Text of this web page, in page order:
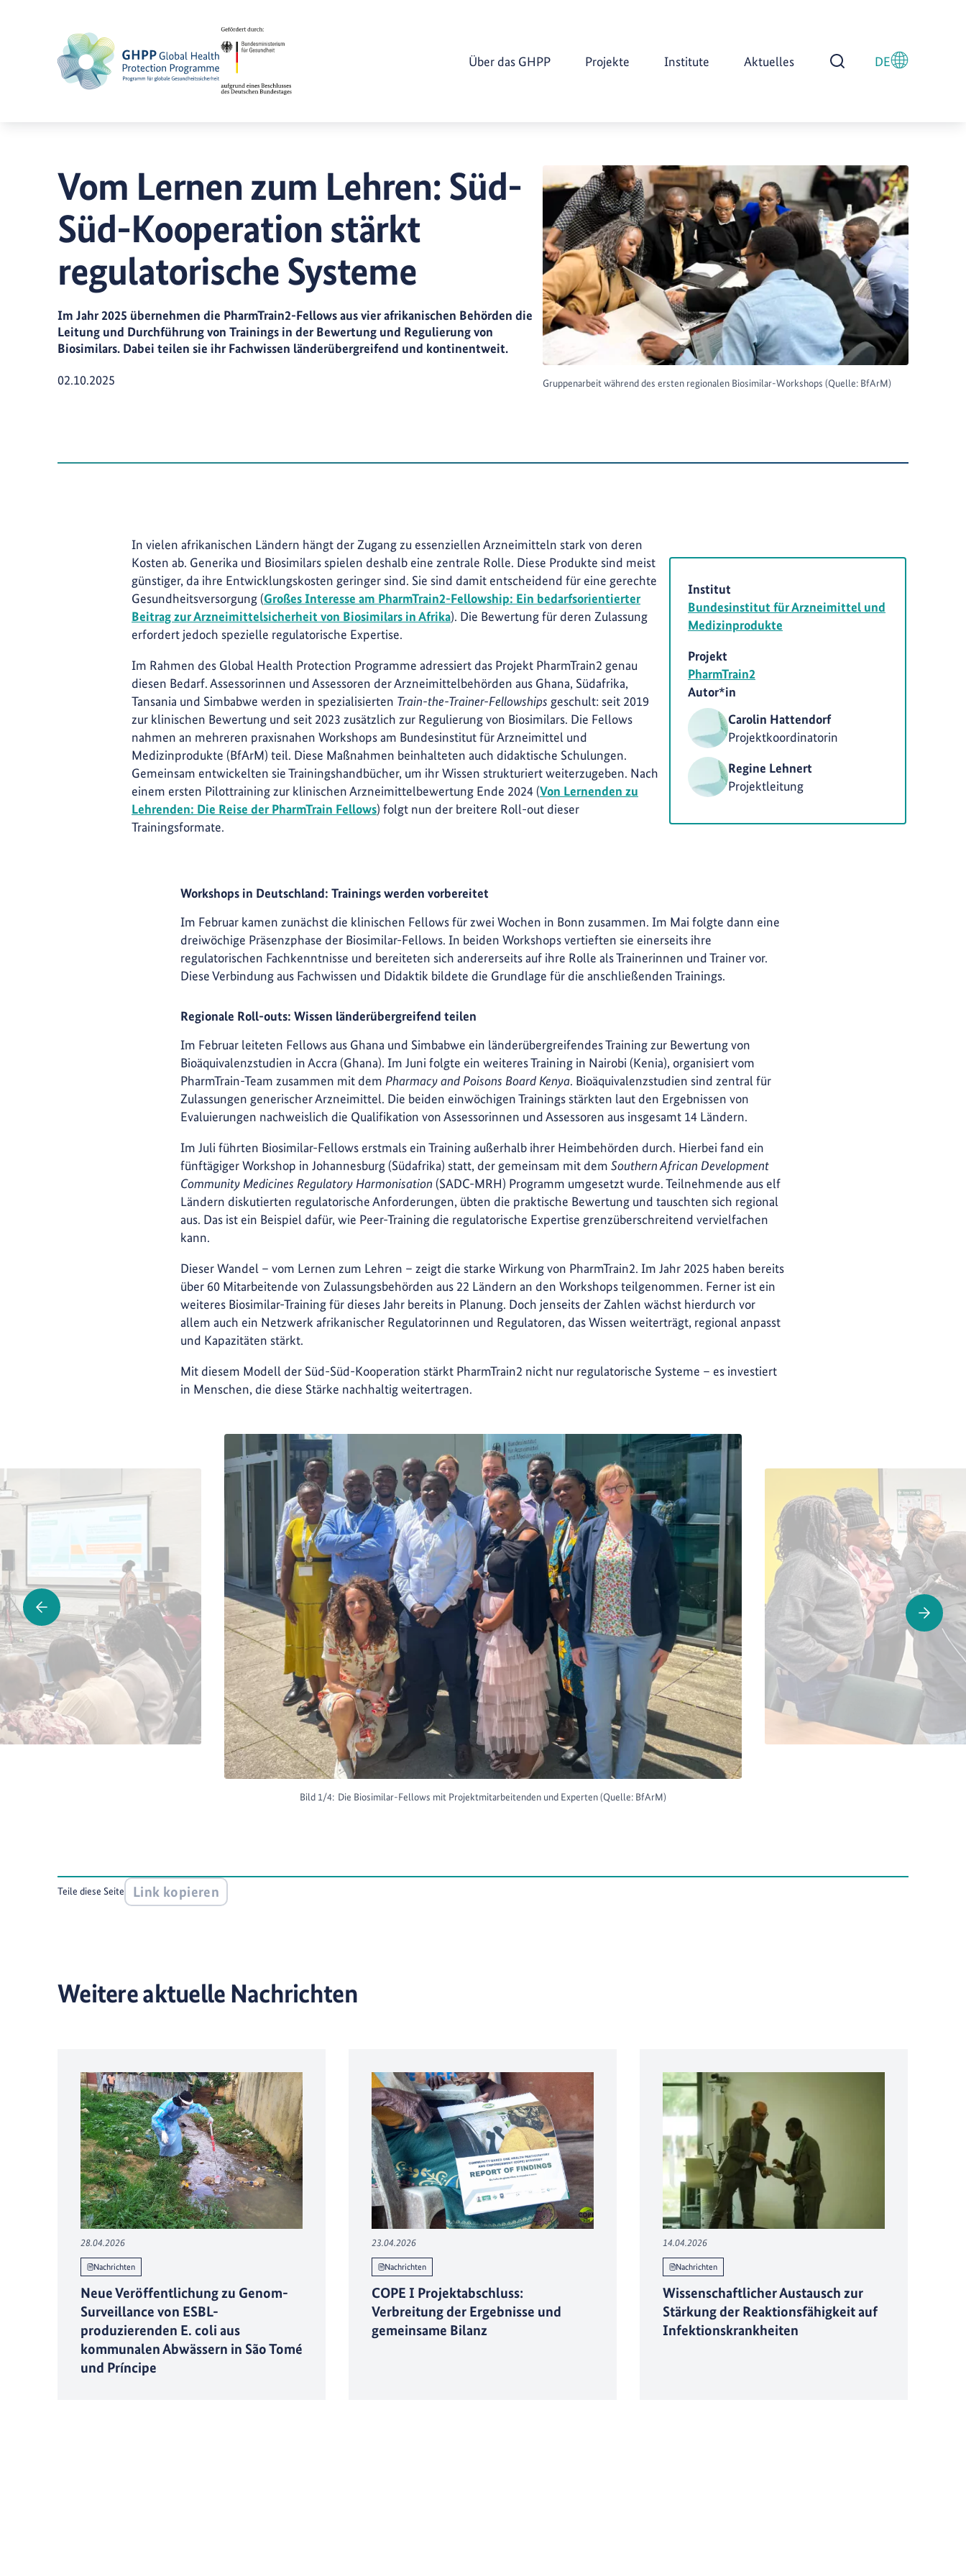
Über das GHPP Projekte Institute Aktuelles
Suche öffnen
DE
Vom Lernen zum Lehren: Süd-
Süd-Kooperation stärkt
regulatorische Systeme
Im Jahr 2025 übernehmen die PharmTrain2-Fellows aus vier afrikanischen Behörden die
Leitung und Durchführung von Trainings in der Bewertung und Regulierung von
Biosimilars. Dabei teilen sie ihr Fachwissen länderübergreifend und kontinentweit.
Veröffentlicht am
02.10.2025 Gruppenarbeit während des ersten regionalen Biosimilar-Workshops (Quelle: BfArM)
In vielen afrikanischen Ländern hängt der Zugang zu essenziellen Arzneimitteln stark von deren
Kosten ab. Generika und Biosimilars spielen deshalb eine zentrale Rolle. Diese Produkte sind meist
günstiger, da ihre Entwicklungskosten geringer sind. Sie sind damit entscheidend für eine gerechte
Gesundheitsversorgung (Großes Interesse am PharmTrain2-Fellowship: Ein bedarfsorientierter
Beitrag zur Arzneimittelsicherheit von Biosimilars in Afrika). Die Bewertung für deren Zulassung
erfordert jedoch spezielle regulatorische Expertise.
Im Rahmen des Global Health Protection Programme adressiert das Projekt PharmTrain2 genau
diesen Bedarf. Assessorinnen und Assessoren der Arzneimittelbehörden aus Ghana, Südafrika,
Tansania und Simbabwe werden in spezialisierten Train-the-Trainer-Fellowships geschult: seit 2019
zur klinischen Bewertung und seit 2023 zusätzlich zur Regulierung von Biosimilars. Die Fellows
nahmen an mehreren praxisnahen Workshops am Bundesinstitut für Arzneimittel und
Medizinprodukte (BfArM) teil. Diese Maßnahmen beinhalteten auch didaktische Schulungen.
Gemeinsam entwickelten sie Trainingshandbücher, um ihr Wissen strukturiert weiterzugeben. Nach
einem ersten Pilottraining zur klinischen Arzneimittelbewertung Ende 2024 (Von Lernenden zu
Lehrenden: Die Reise der PharmTrain Fellows) folgt nun der breitere Roll-out dieser
Trainingsformate.
Institut
Bundesinstitut für Arzneimittel und
Medizinprodukte
Projekt
PharmTrain2
Autor*in
Carolin Hattendorf
Projektkoordinatorin
Regine Lehnert
Projektleitung
Workshops in Deutschland: Trainings werden vorbereitet
Im Februar kamen zunächst die klinischen Fellows für zwei Wochen in Bonn zusammen. Im Mai folgte dann eine
dreiwöchige Präsenzphase der Biosimilar-Fellows. In beiden Workshops vertieften sie einerseits ihre
regulatorischen Fachkenntnisse und bereiteten sich andererseits auf ihre Rolle als Trainerinnen und Trainer vor.
Diese Verbindung aus Fachwissen und Didaktik bildete die Grundlage für die anschließenden Trainings.
Regionale Roll-outs: Wissen länderübergreifend teilen
Im Februar leiteten Fellows aus Ghana und Simbabwe ein länderübergreifendes Training zur Bewertung von
Bioäquivalenzstudien in Accra (Ghana). Im Juni folgte ein weiteres Training in Nairobi (Kenia), organisiert vom
PharmTrain-Team zusammen mit dem Pharmacy and Poisons Board Kenya. Bioäquivalenzstudien sind zentral für
Zulassungen generischer Arzneimittel. Die beiden einwöchigen Trainings stärkten laut den Ergebnissen von
Evaluierungen nachweislich die Qualifikation von Assessorinnen und Assessoren aus insgesamt 14 Ländern.
Im Juli führten Biosimilar-Fellows erstmals ein Training außerhalb ihrer Heimbehörden durch. Hierbei fand ein
fünftägiger Workshop in Johannesburg (Südafrika) statt, der gemeinsam mit dem Southern African Development
Community Medicines Regulatory Harmonisation (SADC-MRH) Programm umgesetzt wurde. Teilnehmende aus elf
Ländern diskutierten regulatorische Anforderungen, übten die praktische Bewertung und tauschten sich regional
aus. Das ist ein Beispiel dafür, wie Peer-Training die regulatorische Expertise grenzüberschreitend vervielfachen
kann.
Dieser Wandel – vom Lernen zum Lehren – zeigt die starke Wirkung von PharmTrain2. Im Jahr 2025 haben bereits
über 60 Mitarbeitende von Zulassungsbehörden aus 22 Ländern an den Workshops teilgenommen. Ferner ist ein
weiteres Biosimilar-Training für dieses Jahr bereits in Planung. Doch jenseits der Zahlen wächst hierdurch vor
allem auch ein Netzwerk afrikanischer Regulatorinnen und Regulatoren, das Wissen weiterträgt, regional anpasst
und Kapazitäten stärkt.
Mit diesem Modell der Süd-Süd-Kooperation stärkt PharmTrain2 nicht nur regulatorische Systeme – es investiert
in Menschen, die diese Stärke nachhaltig weitertragen.
Bild 1/4: Die Biosimilar-Fellows mit Projektmitarbeitenden und Experten (Quelle: BfArM)
Teile diese Seite Link kopieren
Weitere aktuelle Nachrichten
28.04.2026
Nachrichten
Neue Veröffentlichung zu Genom-
Surveillance von ESBL-
produzierenden E. coli aus
kommunalen Abwässern in São Tomé
und Príncipe
23.04.2026
Nachrichten
COPE I Projektabschluss:
Verbreitung der Ergebnisse und
gemeinsame Bilanz
14.04.2026
Nachrichten
Wissenschaftlicher Austausch zur
Stärkung der Reaktionsfähigkeit auf
Infektionskrankheiten